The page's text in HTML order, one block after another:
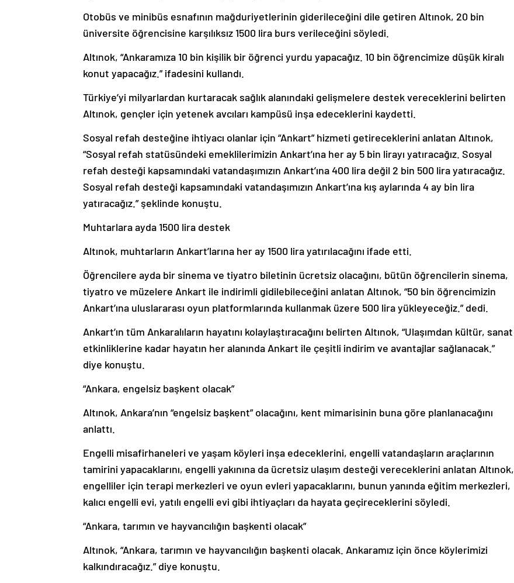
Otobüs ve minibüs esnafının mağduriyetlerinin giderileceğini dile getiren Altınok, 20 bin
üniversite öğrencisine karşılıksız 1500 lira burs verileceğini söyledi.
Altınok, “Ankaramıza 10 bin kişilik bir öğrenci yurdu yapacağız. 10 bin öğrencimize düşük kiralı
konut yapacağız.” ifadesini kullandı.
Türkiye’yi milyarlardan kurtaracak sağlık alanındaki gelişmelere destek vereceklerini belirten
Altınok, gençler için yetenek avcıları kampüsü inşa edeceklerini kaydetti.
Sosyal refah desteğine ihtiyacı olanlar için “Ankart” hizmeti getireceklerini anlatan Altınok,
“Sosyal refah statüsündeki emeklilerimizin Ankart’ına her ay 5 bin lirayı yatıracağız. Sosyal
refah desteği kapsamındaki vatandaşımızın Ankart’ına 400 lira değil 2 bin 500 lira yatıracağız.
Sosyal refah desteği kapsamındaki vatandaşımızın Ankart’ına kış aylarında 4 ay bin lira
yatıracağız.” şeklinde konuştu.
Muhtarlara ayda 1500 lira destek
Altınok, muhtarların Ankart’larına her ay 1500 lira yatırılacağını ifade etti.
Öğrencilere ayda bir sinema ve tiyatro biletinin ücretsiz olacağını, bütün öğrencilerin sinema,
tiyatro ve müzelere Ankart ile indirimli gidilebileceğini anlatan Altınok, “50 bin öğrencimizin
Ankart’ına uluslararası oyun platformlarında kullanmak üzere 500 lira yükleyeceğiz.” dedi.
Ankart’ın tüm Ankaralıların hayatını kolaylaştıracağını belirten Altınok, “Ulaşımdan kültür, sanat
etkinliklerine kadar hayatın her alanında Ankart ile çeşitli indirim ve avantajlar sağlanacak.”
diye konuştu.
“Ankara, engelsiz başkent olacak”
Altınok, Ankara’nın “engelsiz başkent” olacağını, kent mimarisinin buna göre planlanacağını
anlattı.
Engelli misafirhaneleri ve yaşam köyleri inşa edeceklerini, engelli vatandaşların araçlarının
tamirini yapacaklarını, engelli yakınına da ücretsiz ulaşım desteği vereceklerini anlatan Altınok,
engelliler için terapi merkezleri ve oyun evleri yapacaklarını, bunun yanında eğitim merkezleri,
kalıcı engelli evi, yatılı engelli evi gibi ihtiyaçları da hayata geçireceklerini söyledi.
“Ankara, tarımın ve hayvancılığın başkenti olacak”
Altınok, “Ankara, tarımın ve hayvancılığın başkenti olacak. Ankaramız için önce köylerimizi
kalkındıracağız.” diye konuştu.